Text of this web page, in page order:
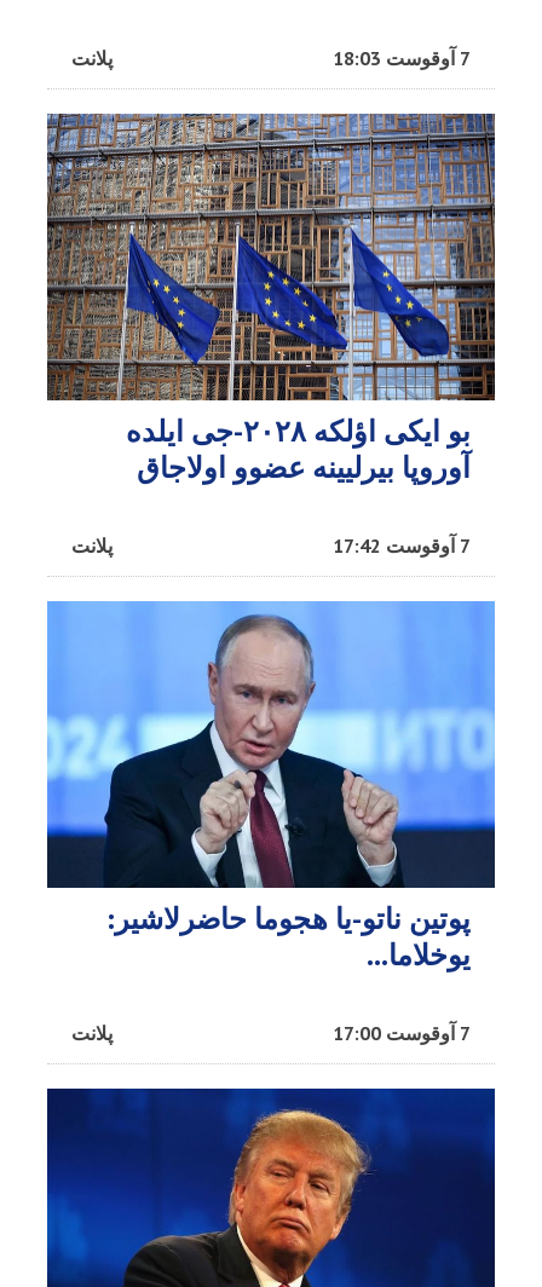
پلانت 7 آوقوست 18:03
بو ایکی اؤلکه ۲۰۲۸-جی ایلده
آوروپا بیرلیینه عضوو اولاجاق
پلانت 7 آوقوست 17:42
پوتین ناتو-یا هجوما حاضرلاشیر:
یوخلاما...
پلانت 7 آوقوست 17:00